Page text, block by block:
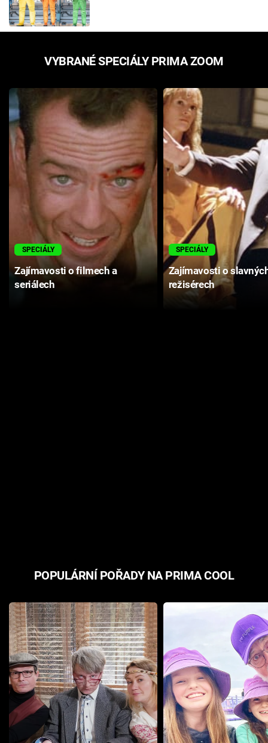
VYBRANÉ SPECIÁLY PRIMA ZOOM
SPECIÁLY
Zajímavosti o filmech a
seriálech
SPECIÁLY
Zajímavosti o
režisérech
POPULÁRNÍ POŘADY NA PRIMA COOL